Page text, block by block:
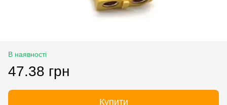
В наявності
47.38 грн
Купити